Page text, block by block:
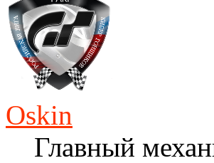
Oskin
Главный